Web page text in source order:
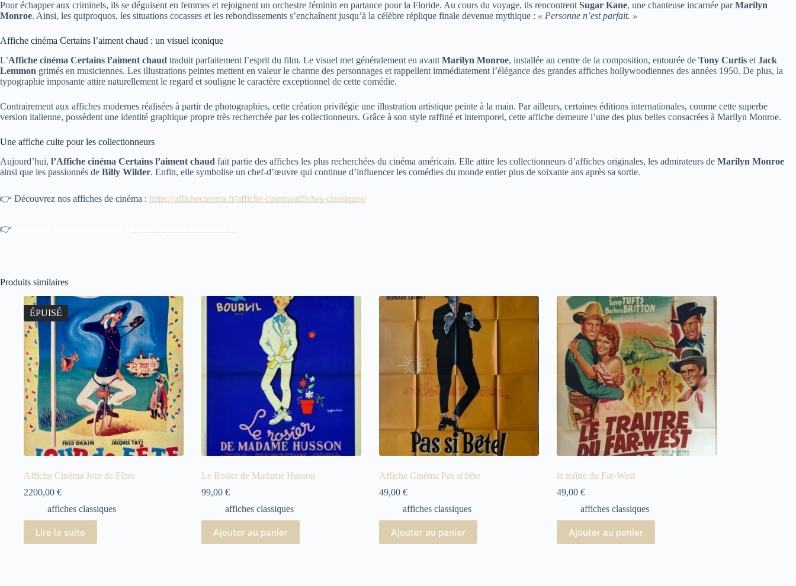
Pour échapper aux criminels, ils se déguisent en femmes et rejoignent un orchestre féminin en partance pour la Floride. Au cours du voyage, ils rencontrent Sugar Kane, une chanteuse incarnée parMarilyn
Monroe. Ainsi, les quiproquos, les situations cocasses et les rebondissements s’enchaînent jusqu’à la célèbre réplique finale devenue mythique : « Personne n’est parfait. »
Affiche cinéma Certains l’aiment chaud : un visuel iconique
L’Affiche cinéma Certains l’aiment chaud traduit parfaitement l’esprit du film. Le visuel met généralement en avant Marilyn Monroe, installée au centre de la composition, entourée de Tony Curtis et Jack
Lemmon grimés en musiciennes. Les illustrations peintes mettent en valeur le charme des personnages et rappellent immédiatement l’élégance des grandes affiches hollywoodiennes des années 1950. De plus, la
typographie imposante attire naturellement le regard et souligne le caractère exceptionnel de cette comédie.
Contrairement aux affiches modernes réalisées à partir de photographies, cette création privilégie une illustration artistique peinte à la main. Par ailleurs, certaines éditions internationales, comme cette superbe
version italienne, possèdent une identité graphique propre très recherchée par les collectionneurs. Grâce à son style raffiné et intemporel, cette affiche demeure l’une des plus belles consacrées à Marilyn Monroe.
Une affiche culte pour les collectionneurs
Aujourd’hui, l’Affiche cinéma Certains l’aiment chaud fait partie des affiches les plus recherchées du cinéma américain. Elle attire les collectionneurs d’affiches originales, les admirateurs de Marilyn Monroe
ainsi que les passionnés de Billy Wilder. Enfin, elle symbolise un chef-d’œuvre qui continue d’influencer les comédies du monde entier plus de soixante ans après sa sortie.
👉 Découvrez nos affiches de cinéma : https://affichecinema.fr/affiche-cinema/affiches-classiques/
👉
Produits similaires
ÉPUISÉ
Affiche Cinéma Jour de Fêtes
2200,00 €
affiches classiques
Lire la suite
Le Rosier de Madame Husson
99,00 €
affiches classiques
Ajouter au panier
Affiche Cinéma Pas si bête
49,00 €
affiches classiques
Ajouter au panier
le traître du Far-West
49,00 €
affiches classiques
Ajouter au panier